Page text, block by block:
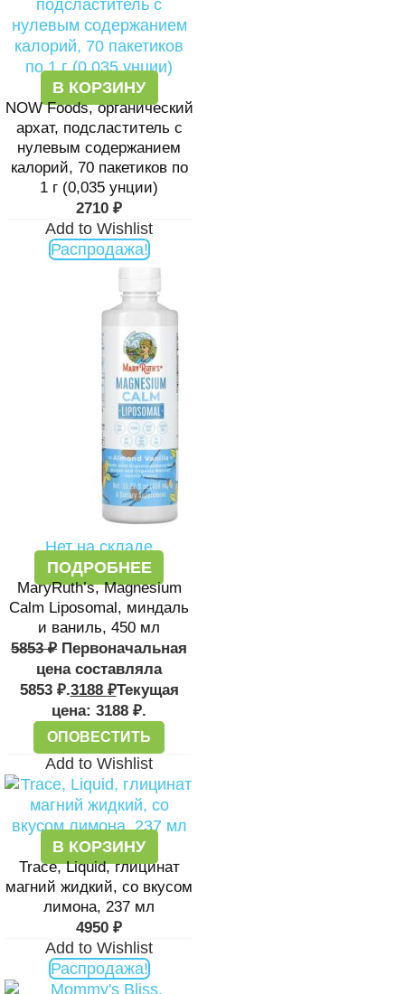
В КОРЗИНУ
NOW Foods, органический
архат, подсластитель с
нулевым содержанием
калорий, 70 пакетиков по
1 г (0,035 унции)
2710 ₽
Add to Wishlist
Распродажа!
Нет на складе
ПОДРОБНЕЕ
MaryRuth’s, Magnesium
Calm Liposomal, миндаль
и ваниль, 450 мл
5853₽ Первоначальная
цена составляла
5853 ₽.3188 ₽Текущая
цена: 3188 ₽.
ОПОВЕСТИТЬ
Add to Wishlist
В КОРЗИНУ
Trace, Liquid, глицинат
магний жидкий, со вкусом
лимона, 237 мл
4950 ₽
Add to Wishlist
Распродажа!